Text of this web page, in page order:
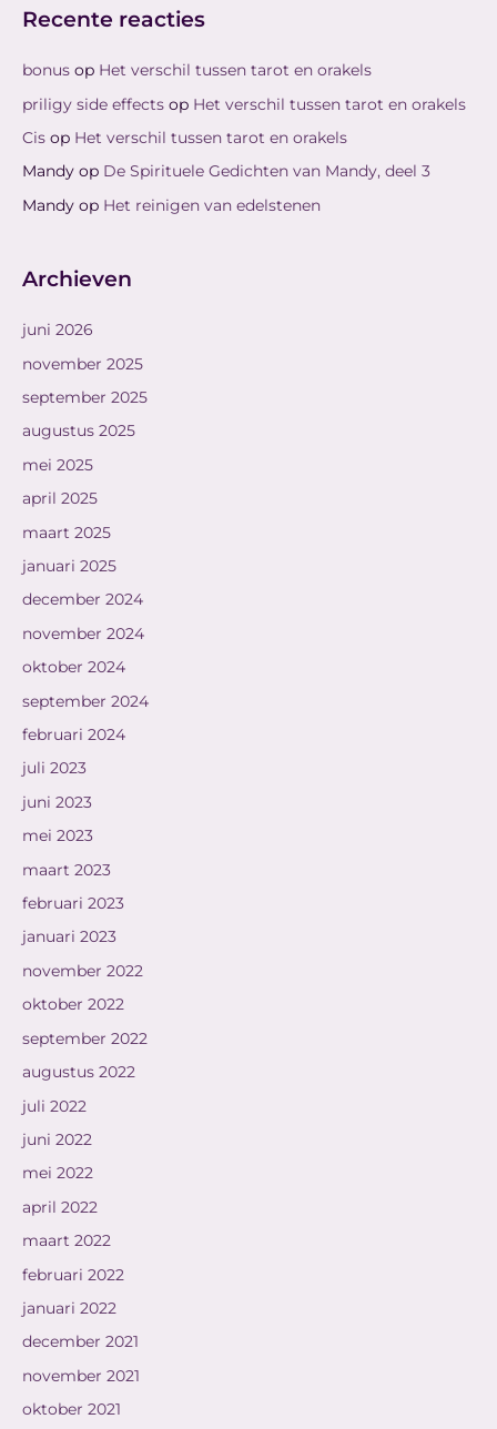
Recente reacties
bonus op Het verschil tussen tarot en orakels
priligy side effects op Het verschil tussen tarot en orakels
Cis op Het verschil tussen tarot en orakels
Mandy op De Spirituele Gedichten van Mandy, deel 3
Mandy op Het reinigen van edelstenen
Archieven
juni 2026
november 2025
september 2025
augustus 2025
mei 2025
april 2025
maart 2025
januari 2025
december 2024
november 2024
oktober 2024
september 2024
februari 2024
juli 2023
juni 2023
mei 2023
maart 2023
februari 2023
januari 2023
november 2022
oktober 2022
september 2022
augustus 2022
juli 2022
juni 2022
mei 2022
april 2022
maart 2022
februari 2022
januari 2022
december 2021
november 2021
oktober 2021